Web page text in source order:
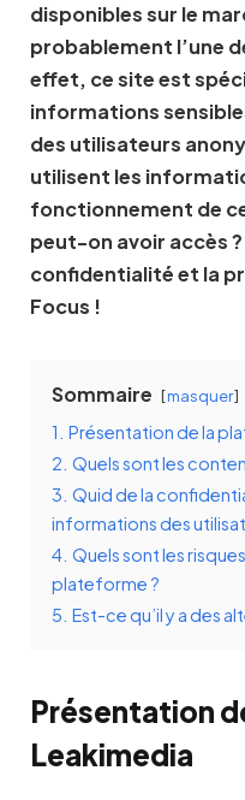
disponibles sur le
probablement l’une
effet, ce site est
informations
des utilisateurs
utilisent les
fonctionnement de
peut-on avoir accès
confidentialité et la
Focus !
Sommaire masquer
1. Présentation de la
2. Quels sont les
3. Quid de la
informations des
4. Quels sont les
plateforme ?
5. Est-ce qu’il y a des
Présentation
Leakimedia